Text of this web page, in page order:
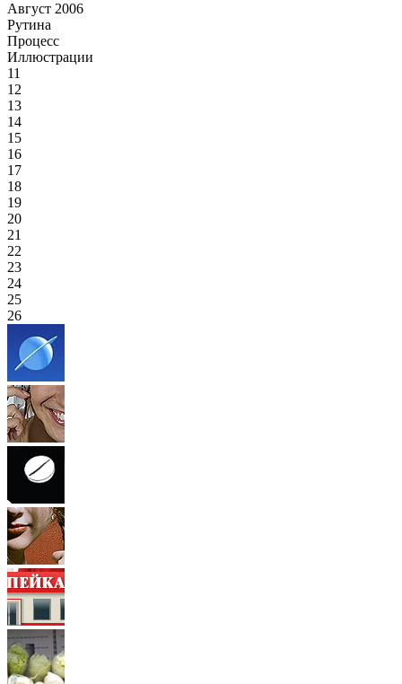
Август 2006
Рутина
Процесс
Иллюстрации
11
12
13
14
15
16
17
18
19
20
21
22
23
24
25
26